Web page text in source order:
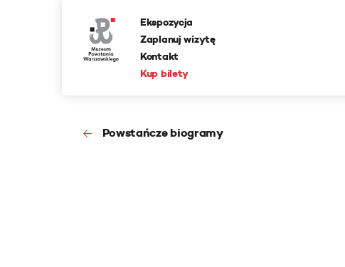
Ekspozycja
Zaplanuj wizytę
Kontakt
Kup bilety
Powstańcze biogramy